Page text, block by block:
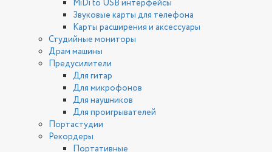
MiDi to USB интерфейсы
Звуковые карты для телефона
Карты расширения и аксессуары
Студийные мониторы
Драм машины
Предусилители
Для гитар
Для микрофонов
Для наушников
Для проигрывателей
Портастудии
Рекордеры
Портативные